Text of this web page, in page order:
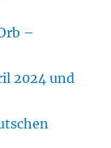
–
2024 und